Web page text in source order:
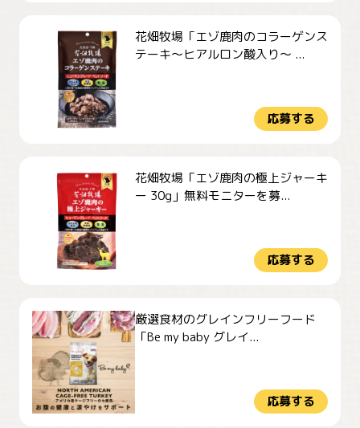
花畑牧場「エゾ鹿肉のコラーゲンス
テーキ～ヒアルロン酸入り～ ...
応募する
花畑牧場「エゾ鹿肉の極上ジャーキ
ー 30g」無料モニターを募...
応募する
厳選食材のグレインフリーフード
「Be my baby グレイ...
応募する